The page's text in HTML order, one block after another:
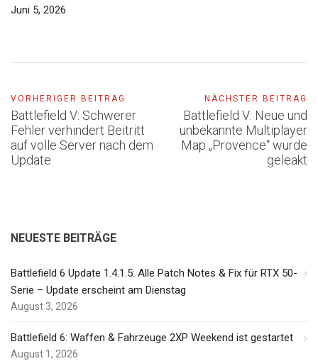
Juni 5, 2026
VORHERIGER BEITRAG
Battlefield V: Schwerer
Fehler verhindert Beitritt
auf volle Server nach dem
Update
NÄCHSTER BEITRAG
Battlefield V: Neue und
unbekannte Multiplayer
Map „Provence“ wurde
geleakt
NEUESTE BEITRÄGE
Battlefield 6 Update 1.4.1.5: Alle Patch Notes & Fix für RTX 50-
Serie – Update erscheint am Dienstag
August 3, 2026
Battlefield 6: Waffen & Fahrzeuge 2XP Weekend ist gestartet
August 1, 2026